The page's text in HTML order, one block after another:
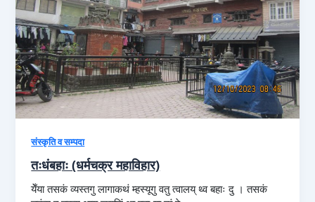
संस्कृति व सम्पदा
तःधंबहाः (धर्मचक्र महाविहार)
येँया तसकं व्यस्तगु लागाकथं म्हस्यूगु वतु त्वालय्‌ थ्व बहाः दु । तसकं